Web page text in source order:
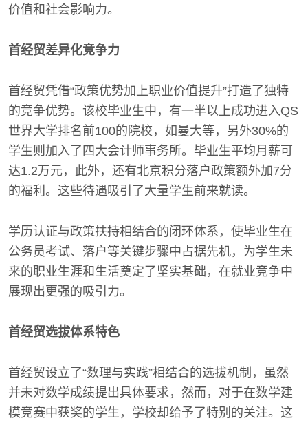
价值和社会影响力。
首经贸差异化竞争力
首经贸凭借“政策优势加上职业价值提升”打造了独特
的竞争优势。该校毕业生中，有一半以上成功进入QS
世界大学排名前100的院校，如曼大等，另外30%的
学生则加入了四大会计师事务所。毕业生平均月薪可
达1.2万元，此外，还有北京积分落户政策额外加7分
的福利。这些待遇吸引了大量学生前来就读。
学历认证与政策扶持相结合的闭环体系，使毕业生在
公务员考试、落户等关键步骤中占据先机，为学生未
来的职业生涯和生活奠定了坚实基础，在就业竞争中
展现出更强的吸引力。
首经贸选拔体系特色
首经贸设立了“数理与实践”相结合的选拔机制，虽然
并未对数学成绩提出具体要求，然而，对于在数学建
模竞赛中获奖的学生，学校却给予了特别的关注。这